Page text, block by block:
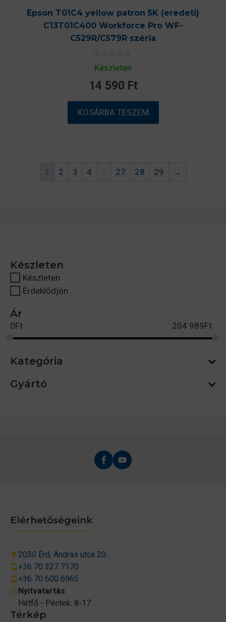
Epson T01C4 yellow patron 5K (eredeti)
C13T01C400 Workforce Pro WF-
C529R/C579R széria
0
a
5
-
ő
l
Készleten
14 590 Ft
KOSÁRBA TESZEM
1 2 3 4 27 28 29 →
Készleten
Készleten
Érdeklődjön
Ár
0Ft 204 989Ft
Kategória
Gyártó
Térkép
Elérhetőségeink
2030 Érd, András utca 20.
+36 70 327 7170
+36 70 600 6965
Nyitvatartás
Hétfő - Péntek: 8-17